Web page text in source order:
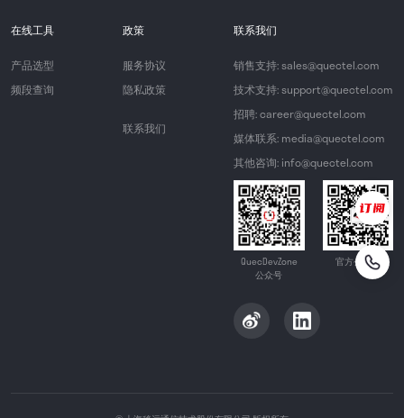
在线工具
产品选型
频段查询
政策
服务协议
隐私政策
联系我们
联系我们
销售支持: sales@quectel.com
技术支持: support@quectel.com
招聘: career@quectel.com
媒体联系: media@quectel.com
其他咨询: info@quectel.com
QuecDevZone
公众号
官方公众号